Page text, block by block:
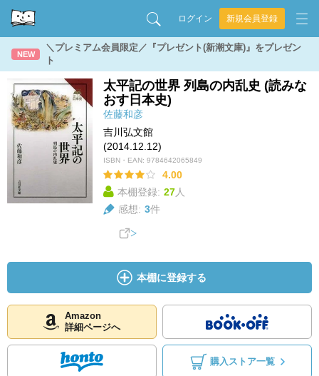
ログイン 新規会員登録
NEW
＼プレミアム会員限定／『プレゼント(新潮文庫)』をプレゼン
ト
太平記の世界 列島の内乱史 (読みな
おす日本史)
佐藤和彦
吉川弘文館
(2014.12.12)
ISBN・EAN: 9784642065849
4.00
本棚登録: 27人
感想: 3件
本棚に登録する
Amazon
詳細ページへ
購入ストア一覧